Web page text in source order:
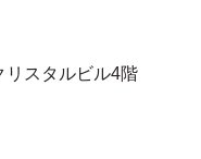
リスタルビル4階